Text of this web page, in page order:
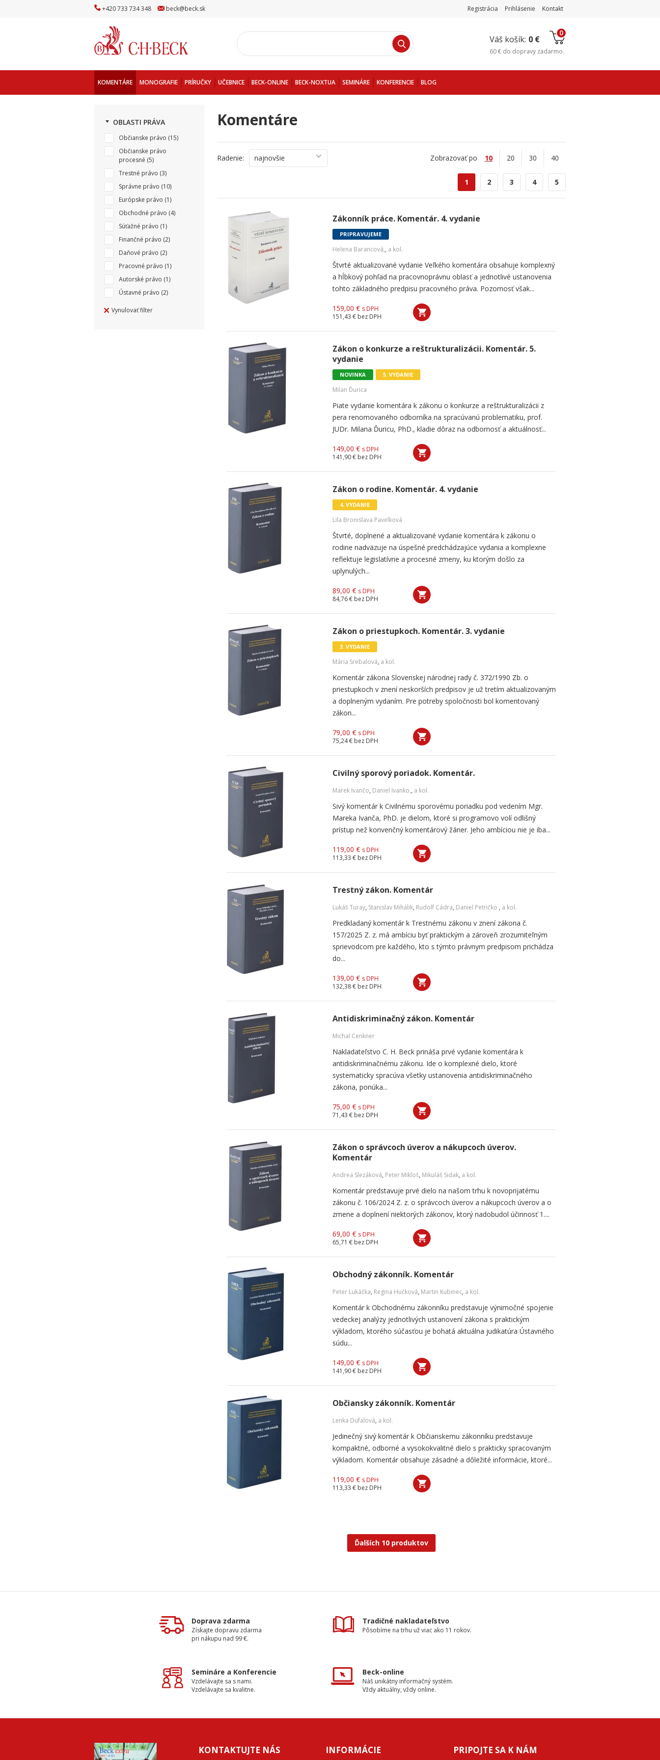
+420733 734348 beck@beck.sk Registrácia Prihlásenie Kontakt
Váš košík: 0 €
0
60 € do dopravy zadarmo.
KOMENTÁRE MONOGRAFIE PRÍRUČKY UČEBNICE BECK-ONLINE BECK-NOXTUA SEMINÁRE KONFERENCIE BLOG
OBLASTI PRÁVA
Občianske právo (15)
Občianske právo
procesné (5)
Trestné právo (3)
Správne právo (10)
Európske právo (1)
Obchodné právo (4)
Súťažné právo (1)
Finančné právo (2)
Daňové právo (2)
Pracovné právo (1)
Autorské právo (1)
Ústavné právo (2)
Vynulovať filter
Komentáre
Radenie: najnovšie Zobrazovať po 10 20 30 40
1 2 3 4 5
Zákonník práce. Komentár. 4. vydanie
PRIPRAVUJEME
Helena Barancová,, a kol.
Štvrté aktualizované vydanie Veľkého komentára obsahuje komplexný
a hĺbkový pohľad na pracovnoprávnu oblasť a jednotlivé ustanovenia
tohto základného predpisu pracovného práva. Pozornosť však...
159,00 € s DPH
151,43 € bez DPH
Zákon o konkurze a reštrukturalizácii. Komentár. 5.
vydanie
NOVINKA 5. VYDANIE
Milan Ďurica
Piate vydanie komentára k zákonu o konkurze a reštrukturalizácii z
pera renomovaného odborníka na spracúvanú problematiku, prof.
JUDr. Milana Ďuricu, PhD., kladie dôraz na odbornosť a aktuálnosť...
149,00 € s DPH
141,90 € bez DPH
Zákon o rodine. Komentár. 4. vydanie
4. VYDANIE
Lila Bronislava Pavelková
Štvrté, doplnené a aktualizované vydanie komentára k zákonu o
rodine nadväzuje na úspešné predchádzajúce vydania a komplexne
reflektuje legislatívne a procesné zmeny, ku ktorým došlo za
uplynulých...
89,00 € s DPH
84,76 € bez DPH
Zákon o priestupkoch. Komentár. 3. vydanie
3. VYDANIE
Mária Srebalová, a kol.
Komentár zákona Slovenskej národnej rady č. 372/1990 Zb. o
priestupkoch v znení neskorších predpisov je už tretím aktualizovaným
a doplneným vydaním. Pre potreby spoločnosti bol komentovaný
zákon...
79,00 € s DPH
75,24 € bez DPH
Civilný sporový poriadok. Komentár.
Marek Ivančo, Daniel Ivanko,, a kol.
Sivý komentár k Civilnému sporovému poriadku pod vedením Mgr.
Mareka Ivanča, PhD. je dielom, ktoré si programovo volí odlišný
prístup než konvenčný komentárový žáner. Jeho ambíciou nie je iba...
119,00 € s DPH
113,33 € bez DPH
Trestný zákon. Komentár
Lukáš Turay, Stanislav Mihálik, Rudolf Cádra, Daniel Petričko , a kol.
Predkladaný komentár k Trestnému zákonu v znení zákona č.
157/2025 Z. z. má ambíciu byť praktickým a zároveň zrozumiteľným
sprievodcom pre každého, kto s týmto právnym predpisom prichádza
do...
139,00 € s DPH
132,38 € bez DPH
Antidiskriminačný zákon. Komentár
Michal Cenkner
Nakladateľstvo C. H. Beck prináša prvé vydanie komentára k
antidiskriminačnému zákonu. Ide o komplexné dielo, ktoré
systematicky spracúva všetky ustanovenia antidiskriminačného
zákona, ponúka...
75,00 € s DPH
71,43 € bez DPH
Zákon o správcoch úverov a nákupcoch úverov.
Komentár
Andrea Slezáková, Peter Mikloš, Mikuláš Sidak, a kol.
Komentár predstavuje prvé dielo na našom trhu k novoprijatému
zákonu č. 106/2024 Z. z. o správcoch úverov a nákupcoch úverov a o
zmene a doplnení niektorých zákonov, ktorý nadobudol účinnosť 1....
69,00 € s DPH
65,71 € bez DPH
Obchodný zákonník. Komentár
Peter Lukáčka, Regina Hučková, Martin Kubinec, a kol.
Komentár k Obchodnému zákonníku predstavuje výnimočné spojenie
vedeckej analýzy jednotlivých ustanovení zákona s praktickým
výkladom, ktorého súčasťou je bohatá aktuálna judikatúra Ústavného
súdu...
149,00 € s DPH
141,90 € bez DPH
Občiansky zákonník. Komentár
Lenka Dufalová, a kol.
Jedinečný sivý komentár k Občianskemu zákonníku predstavuje
kompaktné, odborné a vysokokvalitné dielo s prakticky spracovaným
výkladom. Komentár obsahuje zásadné a dôležité informácie, ktoré...
119,00 € s DPH
113,33 € bez DPH
Ďalších 10 produktov
Doprava zdarma
Získajte dopravu zdarma
pri nákupu nad 99 €.
Tradičné nakladateľstvo
Pôsobíme na trhu už viac ako 11 rokov.
Semináre a Konferencie
Vzdelávajte sa s nami.
Vzdelávajte sa kvalitne.
Beck-online
Náš unikátny informačný systém.
Vždy aktuálny, vždy online.
KONTAKTUJTE NÁS INFORMÁCIE PRIPOJTE SA K NÁM